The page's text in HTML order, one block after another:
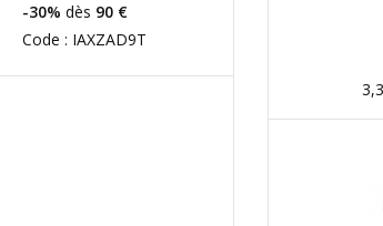
-30% dès 90 €
Code : IAXZAD9T